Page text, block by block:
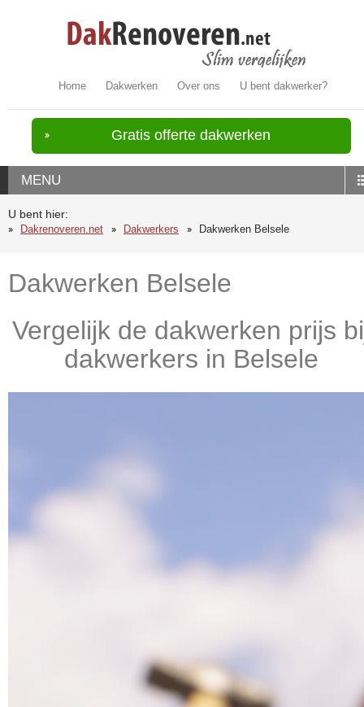
Home Dakwerken Over ons U bent dakwerker?
Gratis offerte dakwerken
MENU
U bent hier:
Dakrenoveren.net
Dakwerkers Dakwerken Belsele
Dakwerken Belsele
Vergelijk de dakwerken prijs
dakwerkers in Belsele